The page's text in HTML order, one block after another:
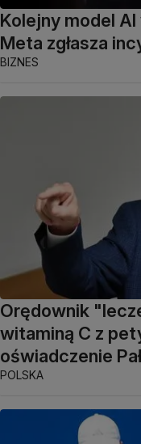
Kolejny model
Meta zgłasza
BIZNES
Orędownik
witaminą C z
oświadczenie
POLSKA